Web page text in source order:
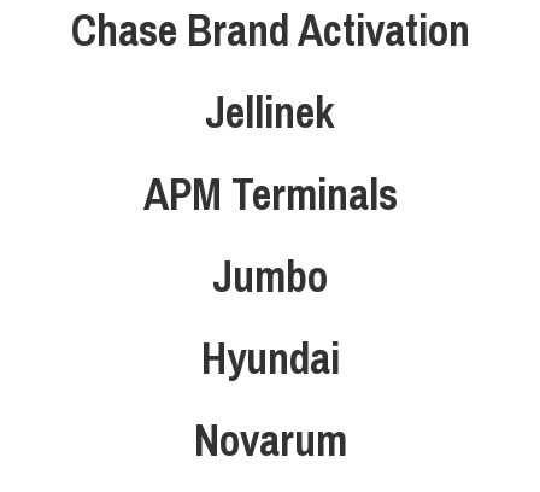
Chase Brand Activation
Jellinek
APM Terminals
Jumbo
Hyundai
Novarum